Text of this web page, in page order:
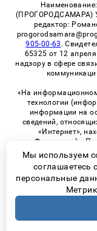
Наименование:
(ПРОГОРОДСАМАРА)
редактор:
905-00-63 .
65325 от 12
надзору в сфере
«На
технологии
информации на
сведений,
«Интернет»,
Федерации)».
технологий в
© 2026
Мы используем
соглашаетесь
персональные